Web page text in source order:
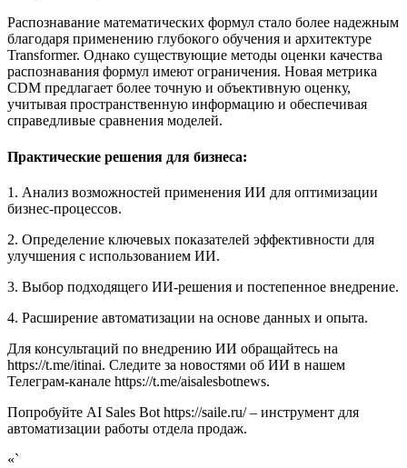
Распознавание математических формул стало более надежным
благодаря применению глубокого обучения и архитектуре
Transformer. Однако существующие методы оценки качества
распознавания формул имеют ограничения. Новая метрика
CDM предлагает более точную и объективную оценку,
учитывая пространственную информацию и обеспечивая
справедливые сравнения моделей.
Практические решения для бизнеса:
1. Анализ возможностей применения ИИ для оптимизации
бизнес-процессов.
2. Определение ключевых показателей эффективности для
улучшения с использованием ИИ.
3. Выбор подходящего ИИ-решения и постепенное внедрение.
4. Расширение автоматизации на основе данных и опыта.
Для консультаций по внедрению ИИ обращайтесь на
https://t.me/itinai. Следите за новостями об ИИ в нашем
Телеграм-канале https://t.me/aisalesbotnews.
Попробуйте AI Sales Bot https://saile.ru/ – инструмент для
автоматизации работы отдела продаж.
«`